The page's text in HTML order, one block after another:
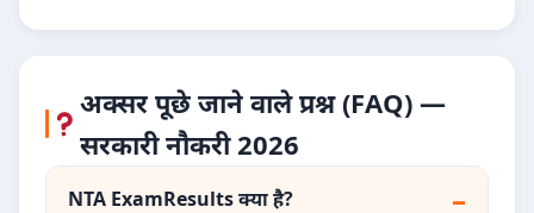
अक्सर पूछे जाने वाले प्रश्न (FAQ) —
सरकारी नौकरी 2026
NTA ExamResults क्या है?